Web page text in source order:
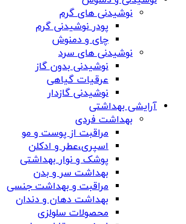
نوشیدنی های گرم
پودر نوشیدنی گرم
چای و دمنوش
نوشیدنی های سرد
نوشیدنی بدون گاز
عرقیات گیاهی
نوشیدنی گازدار
آرایشی بهداشتی
بهداشت فردی
مراقبت از پوست و مو
اسپری،عطر و ادکلن
پوشک و نوار بهداشتی
بهداشت سر و بدن
مراقبت و بهداشت جنسی
بهداشت دهان و دندان
محصولات سلولزی